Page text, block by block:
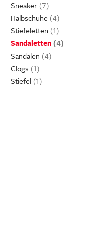
Sneaker
Halbschuhe
Stiefeletten
Sandaletten
Sandalen
Clogs
Stiefel